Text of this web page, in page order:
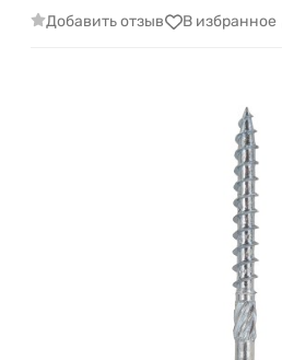
Добавить отзыв В избранное